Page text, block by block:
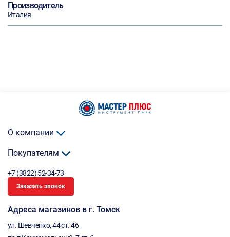
Производитель
Италия
О компании
Покупателям
+7 (3822) 52-34-73
Заказать звонок
Адреса магазинов в г. Томск
ул. Шевченко, 44 ст. 46